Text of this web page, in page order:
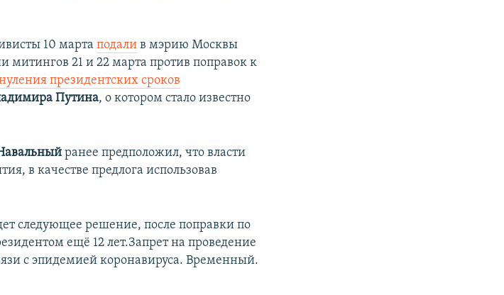
10 мартаподали в мэрию Москвы
митингов 21 и 22 марта против поправок к
президентских сроков
Путина, о котором стало известно
ранее предположил, что власти
в качестве предлога использовав
следующее решение, после поправки по
ещё 12 лет.Запрет на проведение
с эпидемией коронавируса. Временный.